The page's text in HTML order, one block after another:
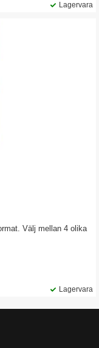
Lagervara
Välj mellan 4 olika
Lagervara